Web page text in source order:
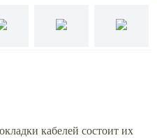
кабелей состоит их